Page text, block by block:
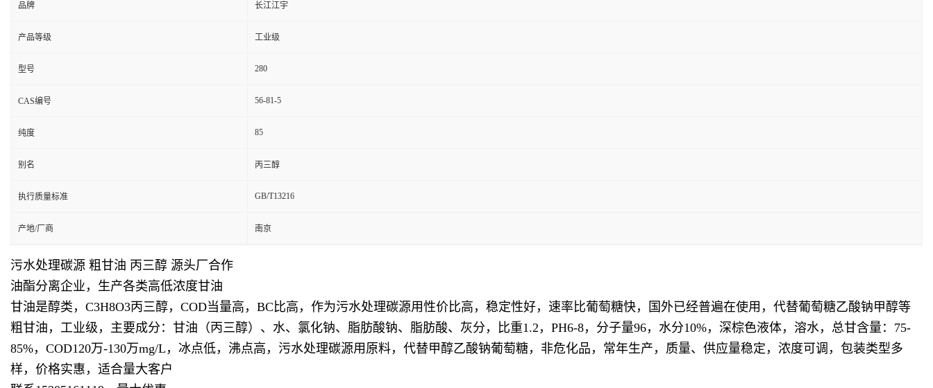
品牌 长江江宇
产品等级 工业级
型号 280
CAS编号 56-81-5
纯度 85
别名 丙三醇
执行质量标准 GB/T13216
产地/厂商 南京
污水处理碳源 粗甘油 丙三醇 源头厂合作
油酯分离企业，生产各类高低浓度甘油
甘油是醇类，C3H8O3丙三醇，COD当量高，BC比高，作为污水处理碳源用性价比高，稳定性好，速率比葡萄糖快，国外已经普遍在使用，代替葡萄糖乙酸钠甲醇等
粗甘油，工业级，主要成分：甘油（丙三醇）、水、氯化钠、脂肪酸钠、脂肪酸、灰分，比重1.2，PH6-8，分子量96，水分10%，深棕色液体，溶水，总甘含量：75-
85%，COD120万-130万mg/L，冰点低，沸点高，污水处理碳源用原料，代替甲醇乙酸钠葡萄糖，非危化品，常年生产，质量、供应量稳定，浓度可调，包装类型多
样，价格实惠，适合量大客户